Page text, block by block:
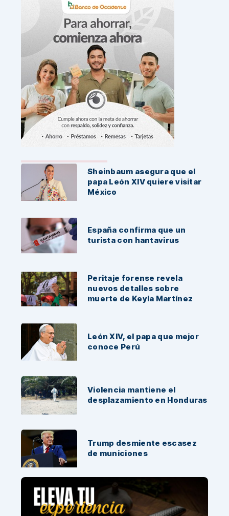
Sheinbaum asegura que el
papa León XIV quiere visitar
México
España confirma que un
turista con hantavirus
Peritaje forense revela
nuevos detalles sobre
muerte de Keyla Martínez
León XIV, el papa que mejor
conoce Perú
Violencia mantiene el
desplazamiento en Honduras
Trump desmiente escasez
de municiones